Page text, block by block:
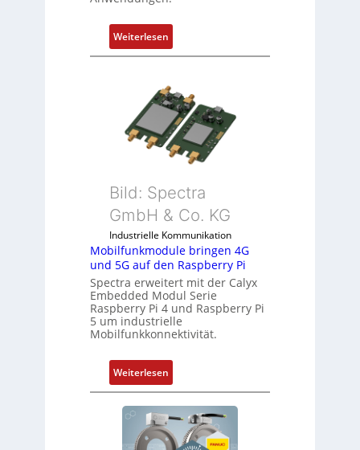
m
e
n
t
m
i
t
S
p
z
i
l
m
m
b
r
n
e
n
Weiterlesen:
1
-
Z
o
l
l
I
d
u
s
t
r
e
-
C
l
ä
s
s
Bild: Spectra
GmbH & Co. KG
Industrielle Kommunikation
Mobilfunkmodule bringen 4G
und 5G auf den Raspberry Pi
Spectra erweitert mit der Calyx
Embedded Modul Serie
Raspberry Pi 4 und Raspberry Pi
5 um industrielle
Mobilfunkkonnektivität.
Weiterlesen:
M
o
b
i